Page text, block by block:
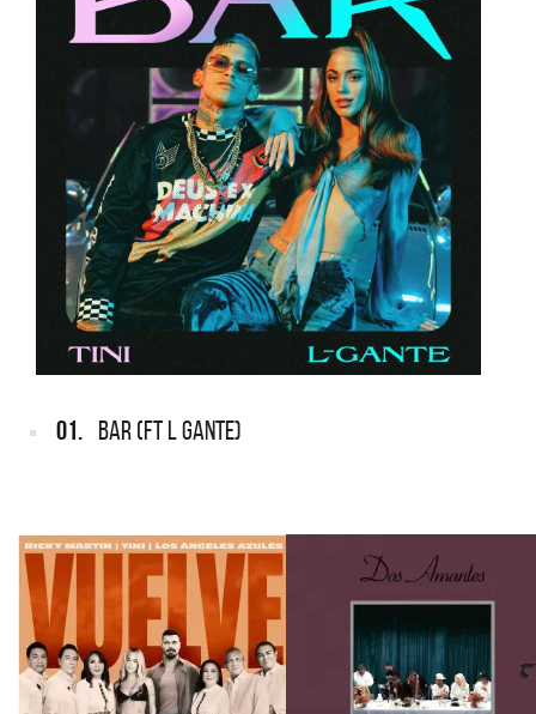
01. BAR (FT L GANTE)